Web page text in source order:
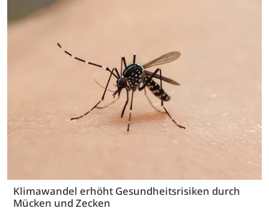
Klimawandel erhöht Gesundheitsrisiken durch
Mücken und Zecken